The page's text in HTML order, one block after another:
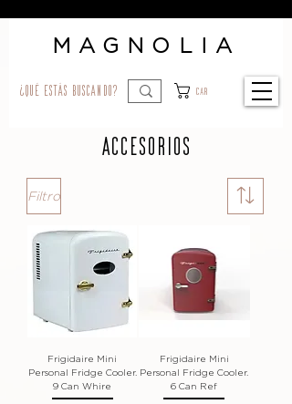
MAGNOLIA
¿qué estás buscando? Car
accesorios
Filtro
Frigidaire Mini
Personal Fridge Cooler.
9 Can Whire
Frigidaire Mini
Personal Fridge Cooler.
6 Can Ref